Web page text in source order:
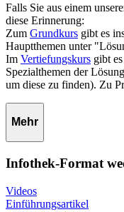
Falls Sie aus einem
diese Erinnerung:
Zum Grundkurs gibt es
Hauptthemen unter
Im Vertiefungskurs gibt
Spezialthemen der
um diese zu finden). Zu
Mehr
Infothek-Format
Videos
Einführungsartikel